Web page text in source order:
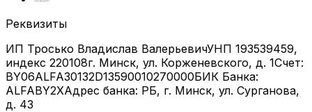
Реквизиты
ИП Тросько Владислав ВалерьевичУНП 193539459,
индекс 220108г. Минск, ул. Корженевского, д. 1Счет:
BY06ALFA30132D13590010270000БИК Банка:
ALFABY2XАдрес банка: РБ, г. Минск, ул. Сурганова,
д. 43